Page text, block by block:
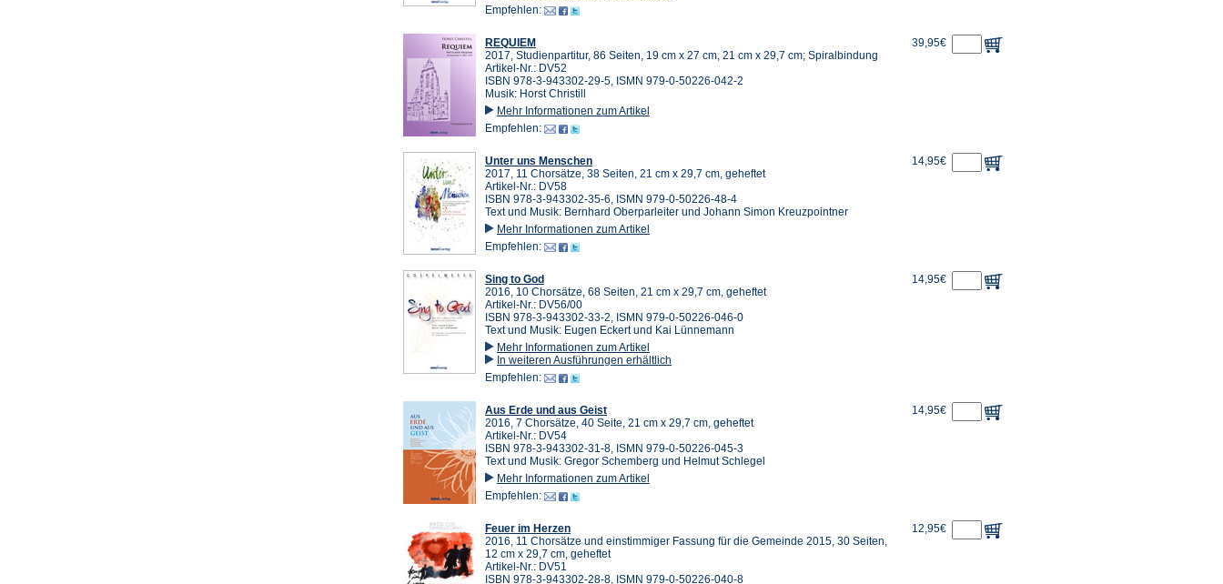
Empfehlen:
REQUIEM
2017, Studienpartitur, 86 Seiten, 19 cm x 27 cm, 21 cm x 29,7 cm; Spiralbindung
Artikel-Nr.: DV52
ISBN 978-3-943302-29-5, ISMN 979-0-50226-042-2
Musik: Horst Christill
Mehr Informationen zum Artikel
Empfehlen:
39,95€
Unter uns Menschen
2017, 11 Chorsätze, 38 Seiten, 21 cm x 29,7 cm, geheftet
Artikel-Nr.: DV58
ISBN 978-3-943302-35-6, ISMN 979-0-50226-48-4
Text und Musik: Bernhard Oberparleiter und Johann Simon Kreuzpointner
Mehr Informationen zum Artikel
Empfehlen:
14,95€
Sing to God
2016, 10 Chorsätze, 68 Seiten, 21 cm x 29,7 cm, geheftet
Artikel-Nr.: DV56/00
ISBN 978-3-943302-33-2, ISMN 979-0-50226-046-0
Text und Musik: Eugen Eckert und Kai Lünnemann
Mehr Informationen zum Artikel
In weiteren Ausführungen erhältlich
Empfehlen:
14,95€
Aus Erde und aus Geist
2016, 7 Chorsätze, 40 Seite, 21 cm x 29,7 cm, geheftet
Artikel-Nr.: DV54
ISBN 978-3-943302-31-8, ISMN 979-0-50226-045-3
Text und Musik: Gregor Schemberg und Helmut Schlegel
Mehr Informationen zum Artikel
Empfehlen:
14,95€
Feuer im Herzen
2016, 11 Chorsätze und einstimmiger Fassung für die Gemeinde 2015, 30 Seiten,
12 cm x 29,7 cm, geheftet
Artikel-Nr.: DV51
ISBN 978-3-943302-28-8, ISMN 979-0-50226-040-8
12,95€